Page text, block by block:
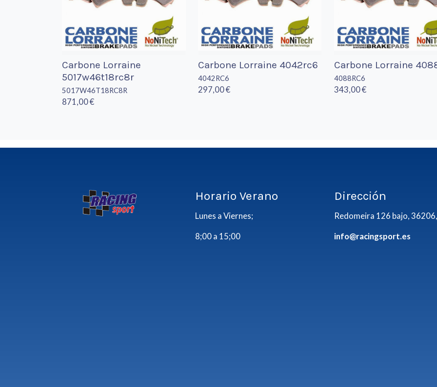
Carbone Lorraine
5017w46t18rc8r
5017W46T18RC8R
871,00 €
Carbone Lorraine 4042rc6
4042RC6
297,00 €
Carbone Lorraine
4088RC6
343,00 €
Horario Verano
Lunes a Viernes;
8;00 a 15;00
Dirección
Redomeira 126 bajo,
info@racingsport.es